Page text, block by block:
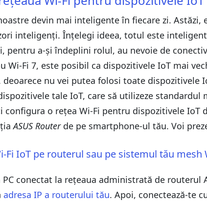
IoT din aplicația ASUS Router
Fi pentru oaspeți
pentru vizitatori pe routerul sau pe sistemul tău mesh
pentru oaspeți din aplicația ASUS Router
configurarea rețelei tale Wi-Fi IoT sau pentru oaspeți?
IoT pe routerul sau pe sistemul tău mesh Wi-Fi ASUS
IoT din aplicația ASUS Router
Fi pentru oaspeți
pentru vizitatori pe routerul sau pe sistemul tău mesh
pentru oaspeți din aplicația ASUS Router
configurarea rețelei tale Wi-Fi IoT sau pentru oaspeți?
devin mai inteligente în fiecare zi.
inteligenți. Înțelegi ideea, totul este
pentru a-și îndeplini rolul, au nevoie de
Wi-Fi 7, este posibil ca dispozitivele IoT mai
nu vei putea folosi toate dispozitivele
tale IoT, care să utilizeze
configura o rețea Wi-Fi pentru dispozitivele
ASUS Routerde pe smartphone-ul tău. Voi
Fi IoT pe routerul sau pe sistemul tău mesh
conectat la rețeaua administrată de routerul
adresa IP a routerului tău. Apoi, conectează-te